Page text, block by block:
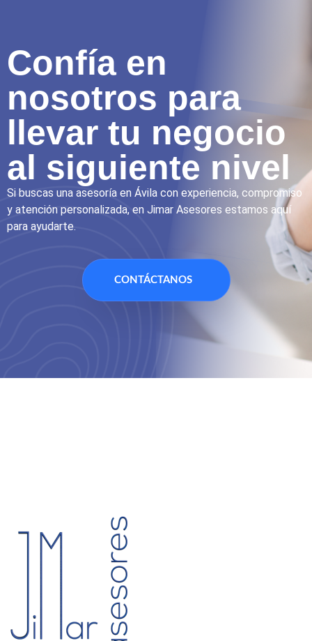
Confía en
nosotros para
llevar tu negocio
al siguiente nivel
Si buscas una asesoría en Ávila con experiencia, compromiso
y atención personalizada, en Jimar Asesores estamos aquí
para ayudarte.
CONTÁCTANOS